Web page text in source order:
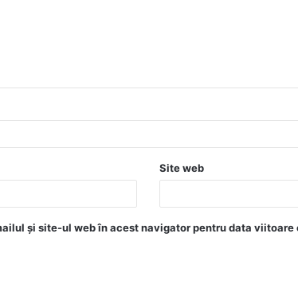
Site web
și site-ul web în acest navigator pentru data viitoare